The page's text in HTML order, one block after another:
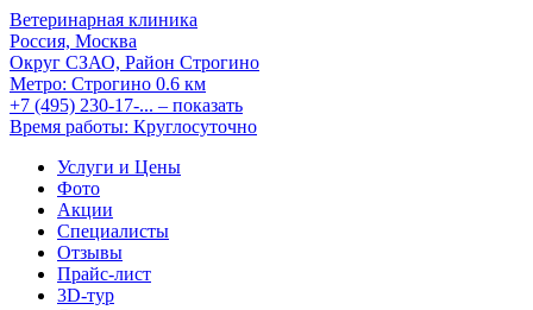
Ветеринарная клиника
Россия, Москва
Округ СЗАО, Район Строгино
Метро: Строгино 0.6 км
+7 (495) 230-17-... – показать
Время работы: Круглосуточно
Услуги и Цены
Фото
Акции
Специалисты
Отзывы
Прайс-лист
3D-тур